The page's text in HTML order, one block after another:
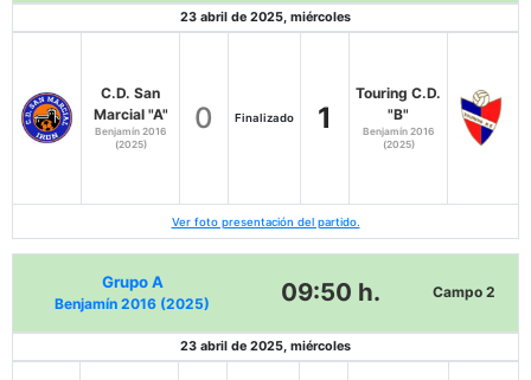
23 abril de 2025, miércoles
C.D. San
Marcial "A"
Benjamín 2016
(2025)
0 Finalizado 1
Touring C.D.
"B"
Benjamín 2016
(2025)
Ver foto presentación del partido.
Grupo A
Benjamín 2016 (2025) 09:50 h. Campo 2
23 abril de 2025, miércoles